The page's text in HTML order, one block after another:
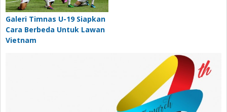
Galeri Timnas U-19 Siapkan
Cara Berbeda Untuk Lawan
Vietnam